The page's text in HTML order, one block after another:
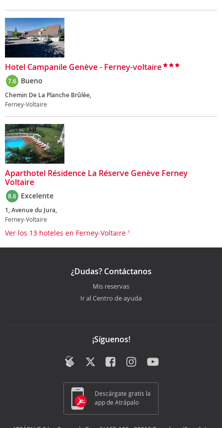
Hotel Campanile Genève - Ferney-voltaire
7.6 Bueno
Chemin De La Planche Brûlée,
Ferney-Voltaire
Aparthotel Résidence La Réserve Genève Ferney
Voltaire
8.6 Excelente
1, Avenue du Jura,
Ferney-Voltaire
Ver los 13 hoteles en Ferney-Voltaire
¿Dudas? Contáctanos
Mis reservas
Ir al Centro de ayuda
¡Síguenos!
Descárgate gratis la
app de Atrápalo